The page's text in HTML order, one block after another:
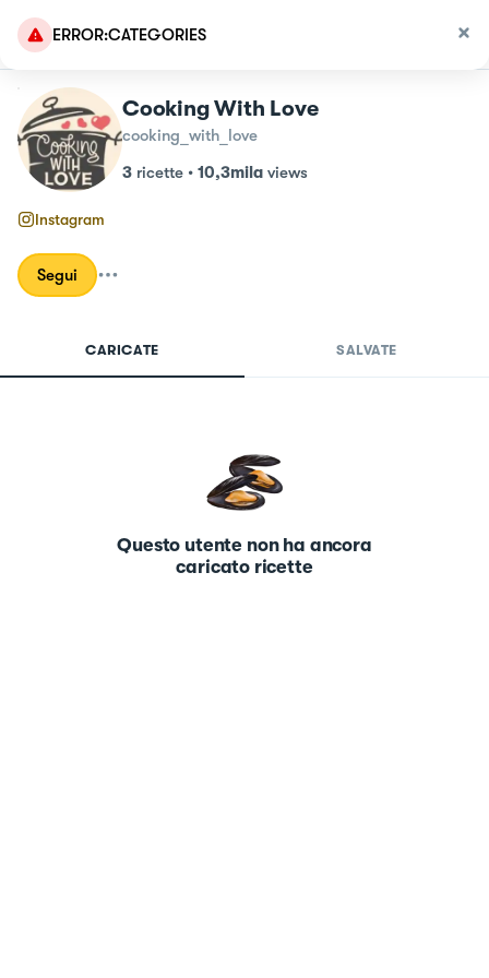
ERROR:CATEGORIES
Cooking With Love
cooking_with_love
3 ricette • 10,3mila views
Instagram
Segui
CARICATE SALVATE
Questo utente non ha ancora
caricato ricette